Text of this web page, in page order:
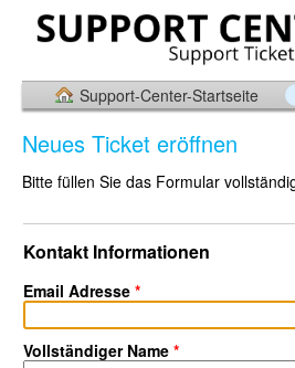
Support-Center-Startseite
Neues Ticket eröffnen
Bitte füllen Sie das Formular
Kontakt Informationen
Email Adresse *
Vollständiger Name *